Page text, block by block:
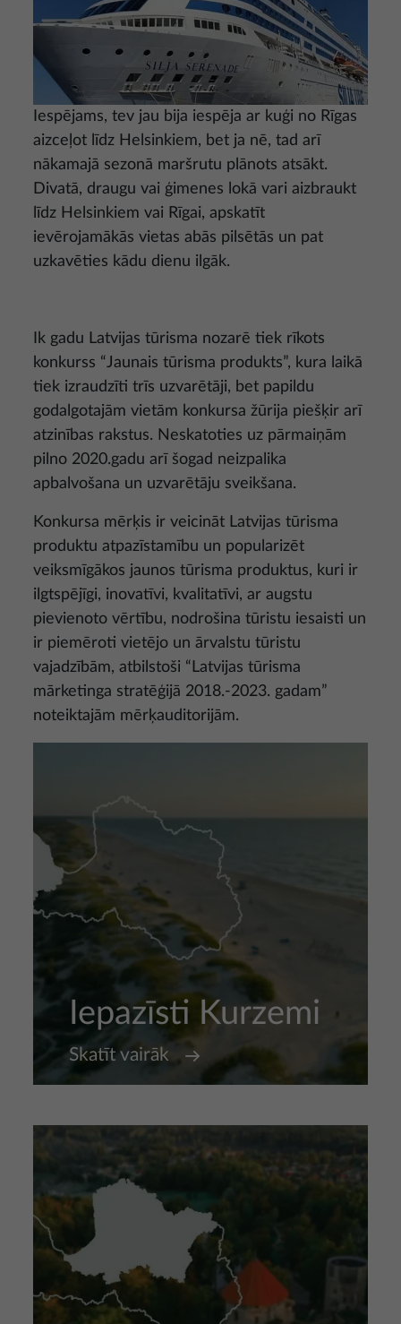
Iespējams, tev jau bija iespēja ar kuģi no Rīgas
aizceļot līdz Helsinkiem, bet ja nē, tad arī
nākamajā sezonā maršrutu plānots atsākt.
Divatā, draugu vai ģimenes lokā vari aizbraukt
līdz Helsinkiem vai Rīgai, apskatīt
ievērojamākās vietas abās pilsētās un pat
uzkavēties kādu dienu ilgāk.
Ik gadu Latvijas tūrisma nozarē tiek rīkots
konkurss “Jaunais tūrisma produkts”, kura laikā
tiek izraudzīti trīs uzvarētāji, bet papildu
godalgotajām vietām konkursa žūrija piešķir arī
atzinības rakstus. Neskatoties uz pārmaiņām
pilno 2020.gadu arī šogad neizpalika
apbalvošana un uzvarētāju sveikšana.
Konkursa mērķis ir veicināt Latvijas tūrisma
produktu atpazīstamību un popularizēt
veiksmīgākos jaunos tūrisma produktus, kuri ir
ilgtspējīgi, inovatīvi, kvalitatīvi, ar augstu
pievienoto vērtību, nodrošina tūristu iesaisti un
ir piemēroti vietējo un ārvalstu tūristu
vajadzībām, atbilstoši “Latvijas tūrisma
mārketinga stratēģijā 2018.-2023. gadam”
noteiktajām mērķauditorijām.
Iepazīsti Kurzemi
Skatīt vairāk